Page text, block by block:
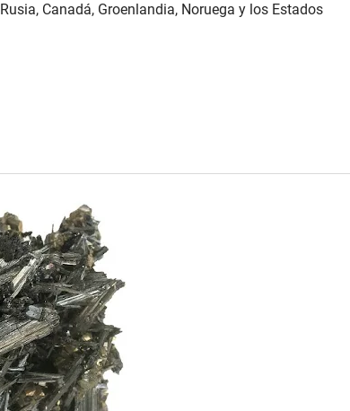
Canadá, Groenlandia, Noruega y los Estados